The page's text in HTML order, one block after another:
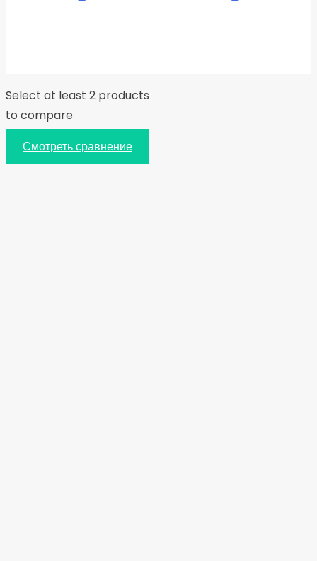
Select at least 2 products
to compare
Смотреть сравнение